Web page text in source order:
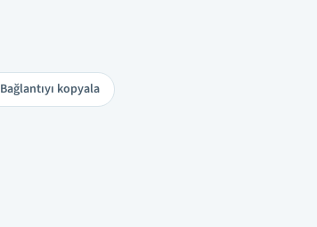
Bağlantıyı kopyala